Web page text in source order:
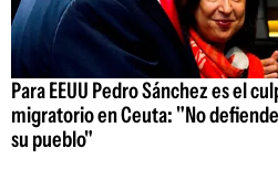
Para EEUU Pedro Sánchez es el
migratorio en Ceuta: "No
su pueblo"